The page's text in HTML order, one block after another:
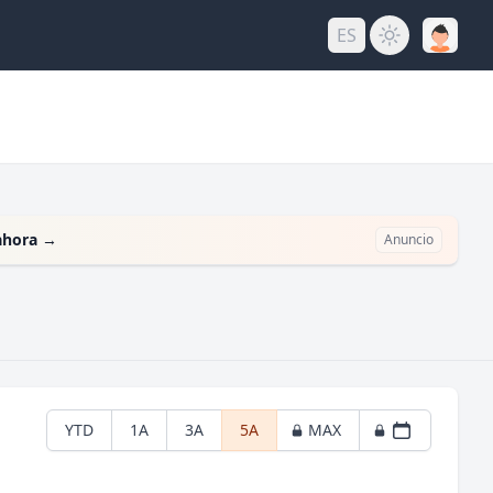
ES
→ Anuncio
YTD 1A 3A 5A MAX